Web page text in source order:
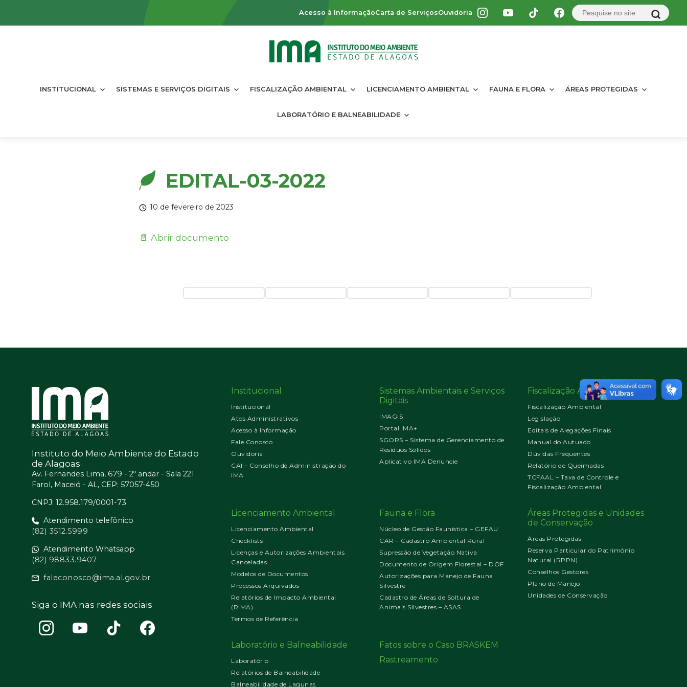
Acesso à InformaçãoCarta de ServiçosOuvidoria
INSTITUCIONAL SISTEMAS E SERVIÇOS DIGITAIS FISCALIZAÇÃO AMBIENTAL LICENCIAMENTO AMBIENTAL FAUNA E FLORA ÁREAS PROTEGIDAS
LABORATÓRIO E BALNEABILIDADE
EDITAL-03-2022
10 de fevereiro de 2023
📄 Abrir documento
Instituto do Meio Ambiente do Estado
de Alagoas
Av. Fernandes Lima, 679 - 2º andar - Sala 221
Farol, Maceió - AL, CEP: 57057-450
CNPJ: 12.958.179/0001-73
Atendimento telefônico
(82) 3512.5999
Atendimento Whatsapp
(82) 98833.9407
faleconosco@ima.al.gov.br
Siga o IMA nas redes sociais
Institucional
Institucional
Atos Administrativos
Acesso à Informação
Fale Conosco
Ouvidoria
CAI – Conselho de Administração do
IMA
Sistemas Ambientais e Serviços
Digitais
IMAGIS
Portal IMA+
SGORS – Sistema de Gerenciamento de
Resíduos Sólidos
Aplicativo IMA Denuncie
Fiscalização Ambiental
Fiscalização Ambiental
Legislação
Editais de Alegações Finais
Manual do Autuado
Dúvidas Frequentes
Relatório de Queimadas
TCFAAL – Taxa de Controle e
Fiscalização Ambiental
Licenciamento Ambiental
Licenciamento Ambiental
Checklists
Licenças e Autorizações Ambientais
Canceladas
Modelos de Documentos
Processos Arquivados
Relatórios de Impacto Ambiental
(RIMA)
Termos de Referência
Fauna e Flora
Núcleo de Gestão Faunística – GEFAU
CAR – Cadastro Ambiental Rural
Supressão de Vegetação Nativa
Documento de Origem Florestal – DOF
Autorizações para Manejo de Fauna
Silvestre
Cadastro de Áreas de Soltura de
Animais Silvestres – ASAS
Áreas Protegidas e Unidades
de Conservação
Áreas Protegidas
Reserva Particular do Patrimônio
Natural (RPPN)
Conselhos Gestores
Plano de Manejo
Unidades de Conservação
Laboratório e Balneabilidade
Laboratório
Relatórios de Balneabilidade
Balneabilidade de Lagunas
Fatos sobre o Caso BRASKEM
Rastreamento